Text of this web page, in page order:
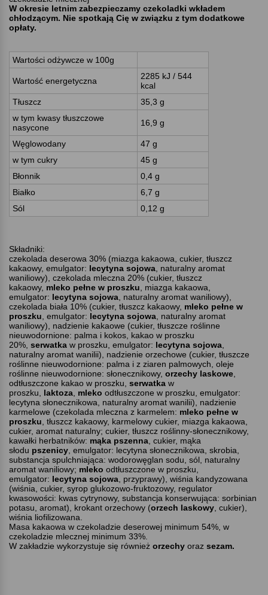
W okresie letnim zabezpieczamy czekoladki wkładem
chłodzącym. Nie spotkają Cię w związku z tym dodatkowe
opłaty.
Wartości odżywcze w 100g
Wartość energetyczna
2285 kJ / 544
kcal
Tłuszcz
35,3 g
w tym kwasy tłuszczowe
nasycone
16,9 g
Węglowodany
47 g
w tym cukry
45 g
Błonnik
0,4 g
Białko
6,7 g
Sól
0,12 g
Składniki:
czekolada deserowa 30% (miazga kakaowa, cukier, tłuszcz
kakaowy, emulgator: lecytyna sojowa , naturalny aromat
waniliowy), czekolada mleczna 20% (cukier, tłuszcz
kakaowy, mleko pełne w proszku , miazga kakaowa,
emulgator: lecytyna sojowa , naturalny aromat waniliowy),
czekolada biała 10% (cukier, tłuszcz kakaowy, mleko pełne w
proszku , emulgator: lecytyna sojowa , naturalny aromat
waniliowy), nadzienie kakaowe (cukier, tłuszcze roślinne
nieuwodornione: palma i kokos, kakao w proszku
20%, serwatka w proszku, emulgator: lecytyna sojowa
naturalny aromat wanilii), nadzienie orzechowe (cukier, tłuszcze
roślinne nieuwodornione: palma i z ziaren palmowych, oleje
roślinne nieuwodornione: słonecznikowy, orzechy laskowe
odtłuszczone kakao w proszku, serwatka w
proszku, laktoza mleko odtłuszczone w proszku, emulgator:
lecytyna słonecznikowa, naturalny aromat wanilii), nadzienie
karmelowe (czekolada mleczna z karmelem: mleko pełne w
proszku , tłuszcz kakaowy, karmelowy cukier, miazga kakaowa,
cukier, aromat naturalny; cukier, tłuszcz roślinny-słonecznikowy,
kawałki herbatników: mąka pszenna , cukier, mąka
słodu pszenicy , emulgator: lecytyna słonecznikowa, skrobia,
substancja spulchniająca: wodorowęglan sodu, sól, naturalny
aromat waniliowy; mleko odtłuszczone w proszku,
emulgator: lecytyna sojowa , przyprawy), wiśnia kandyzowana
(wiśnia, cukier, syrop glukozowo-fruktozowy, regulator
kwasowości: kwas cytrynowy, substancja konserwująca: sorbinian
potasu, aromat), krokant orzechowy (orzech laskowy , cukier),
wiśnia liofilizowana.
Masa kakaowa w czekoladzie deserowej minimum 54%, w
czekoladzie mlecznej minimum 33%.
W zakładzie wykorzystuje się również orzechy oraz sezam.